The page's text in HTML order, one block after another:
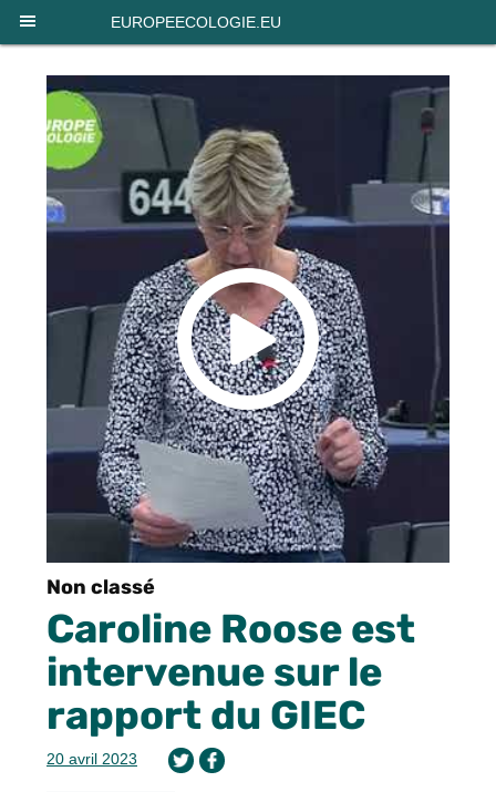
EUROPEECOLOGIE.EU
Non classé
Caroline Roose est
intervenue sur le
rapport du GIEC
20 avril 2023